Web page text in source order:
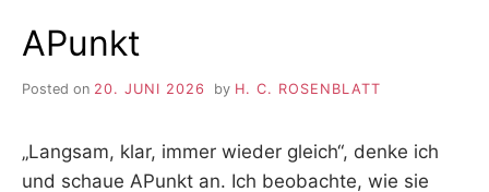
APunkt
Posted on 20. JUNI 2026 by H. C. ROSENBLATT
„Langsam, klar, immer wieder gleich“, denke ich
und schaue APunkt an. Ich beobachte, wie sie